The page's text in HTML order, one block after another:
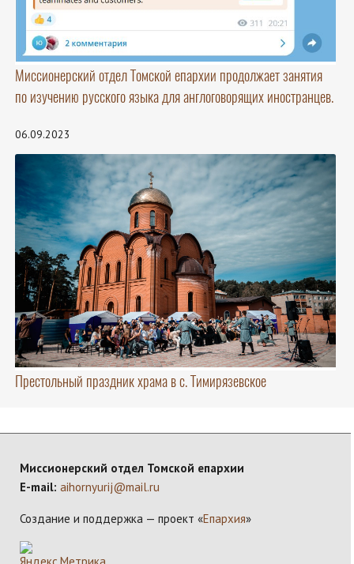
Миссионерский отдел Томской епархии продолжает занятия
по изучению русского языка для англоговорящих иностранцев.
06.09.2023
Престольный праздник храма в с. Тимирязевское
Миссионерский отдел Томской епархии
E-mail: aihornyurij@mail.ru
Создание и поддержка — проект «Епархия»